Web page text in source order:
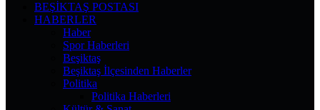
BEŞIKTAŞ POSTASI
HABERLER
Haber
Spor Haberleri
Beşiktaş
Beşiktaş İlçesinden Haberler
Politika
Politika Haberleri